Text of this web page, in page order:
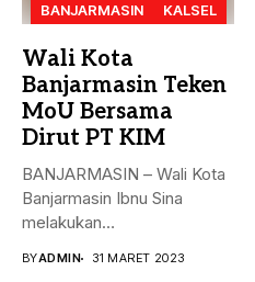
BANJARMASIN KALSEL
Wali Kota
Banjarmasin Teken
MoU Bersama
Dirut PT KIM
BANJARMASIN – Wali Kota
Banjarmasin Ibnu Sina
melakukan
BYADMIN 31 MARET 2023